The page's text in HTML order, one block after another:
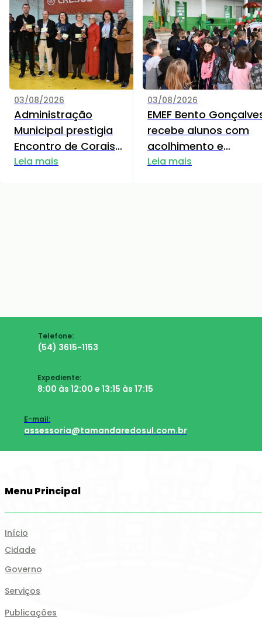
03/08/2026
Administração
Municipal prestigia
Encontro de Corais
promovido pelo Coral
Leia mais
03/08/2026
EMEF Bento
recebe alunos com
acolhimento e
mensagens de
Leia mais
Telefone:
(54) 3615-1153
Expediente:
8:00 às 12:00 e 13:15 às 17:15
E-mail:
assessoria@tamandaredosul.com.br
Menu Principal
Início
Cidade
Governo
Serviços
Publicações